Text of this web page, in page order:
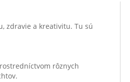
zdravie a kreativitu. Tu sú
rôznych